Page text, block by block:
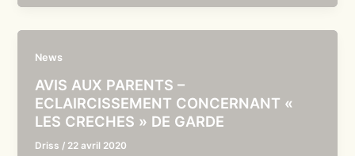
News
AVIS AUX PARENTS –
ECLAIRCISSEMENT CONCERNANT «
LES CRECHES » DE GARDE
Driss / 22 avril 2020